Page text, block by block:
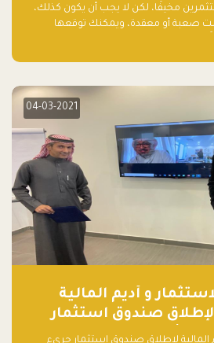
مخيفًا، لكن لا يجب أن يكون كذلك،
صعبة أو معقدة، ويمكنك توقعها
04-03-2021
و أديم المالية
لإطلاق صندوق استثمار
المالية لإطلاق صندوق استثمار جريء